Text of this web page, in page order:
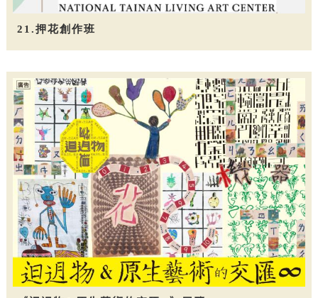
21.押花創作班